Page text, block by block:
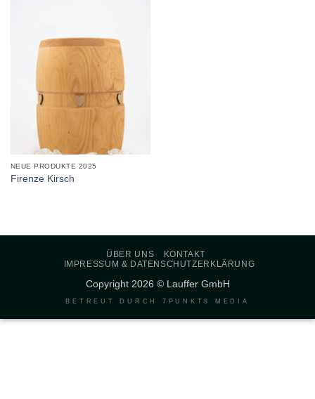
NEUE PRODUKTE 2025
Firenze Kirsch
ÜBER UNS
KONTAKT
IMPRESSUM & DATENSCHUTZERKLÄRUNG
Copyright 2026 © Lauffer GmbH
BETREUT DURCH 7PUNKT8 MEDIA